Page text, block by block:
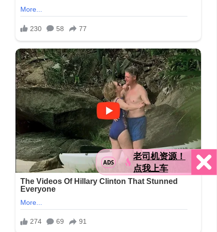
ADS
老司机资源！
点我上车